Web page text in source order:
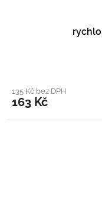
135 Kč bez DPH
163 Kč